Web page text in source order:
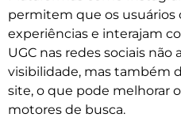
permitem que os
experiências e interajam
UGC nas redes sociais não
visibilidade, mas também
site, o que pode melhorar
motores de busca.